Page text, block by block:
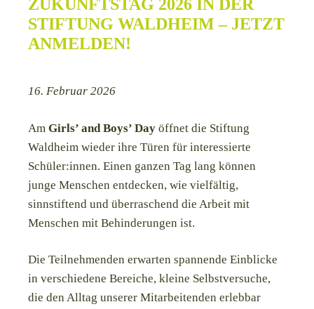
ZUKUNFTSTAG 2026 IN DER
STIFTUNG WALDHEIM – JETZT
ANMELDEN!
16. Februar 2026
Am Girls’ and Boys’ Day öffnet die Stiftung
Waldheim wieder ihre Türen für interessierte
Schüler:innen. Einen ganzen Tag lang können
junge Menschen entdecken, wie vielfältig,
sinnstiftend und überraschend die Arbeit mit
Menschen mit Behinderungen ist.
Die Teilnehmenden erwarten spannende Einblicke
in verschiedene Bereiche, kleine Selbstversuche,
die den Alltag unserer Mitarbeitenden erlebbar